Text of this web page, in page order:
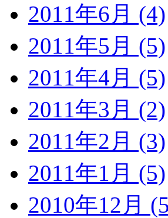
2011年6月 (4)
2011年5月 (5)
2011年4月 (5)
2011年3月 (2)
2011年2月 (3)
2011年1月 (5)
2010年12月